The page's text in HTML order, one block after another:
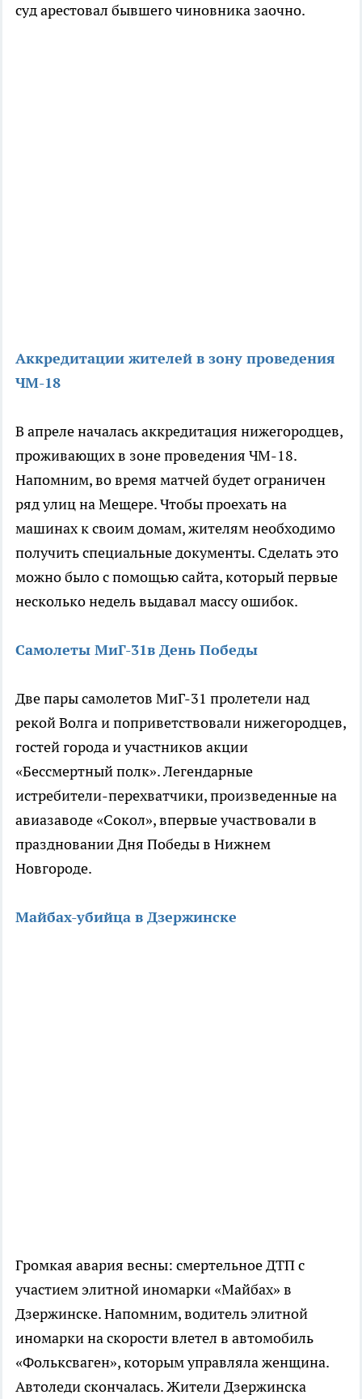
суд арестовал бывшего чиновника заочно.
Аккредитации жителей в зону проведения
ЧМ-18
В апреле началась аккредитация нижегородцев,
проживающих в зоне проведения ЧМ-18.
Напомним, во время матчей будет ограничен
ряд улиц на Мещере. Чтобы проехать на
машинах к своим домам, жителям необходимо
получить специальные документы. Сделать это
можно было с помощью сайта, который первые
несколько недель выдавал массу ошибок.
Самолеты МиГ-31в День Победы
Две пары самолетов МиГ-31 пролетели над
рекой Волга и поприветствовали нижегородцев,
гостей города и участников акции
«Бессмертный полк». Легендарные
истребители-перехватчики, произведенные на
авиазаводе «Сокол», впервые участвовали в
праздновании Дня Победы в Нижнем
Новгороде.
Майбах-убийца в Дзержинске
Громкая авария весны: смертельное ДТП с
участием элитной иномарки «Майбах» в
Дзержинске. Напомним, водитель элитной
иномарки на скорости влетел в автомобиль
«Фольксваген», которым управляла женщина.
Автоледи скончалась. Жители Дзержинска